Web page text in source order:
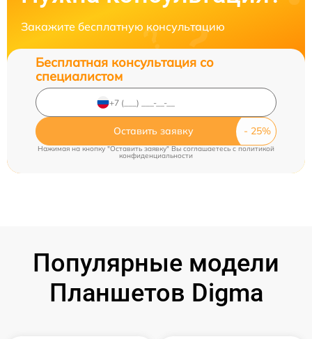
Закажите бесплатную консультацию
Бесплатная консультация со
специалистом
Оставить заявку
Нажимая на кнопку "Оставить заявку" Вы соглашаетесь c политикой
конфиденциальности
Популярные модели
Планшетов Digma